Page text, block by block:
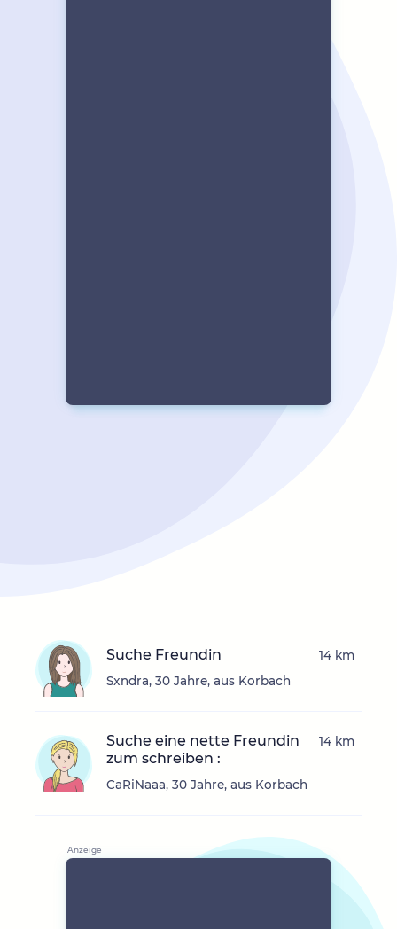
Suche Freundin
Sxndra, 30 Jahre, aus Korbach
14 km
Suche eine nette Freundin
zum schreiben :
CaRiNaaa, 30 Jahre, aus Korbach
14 km